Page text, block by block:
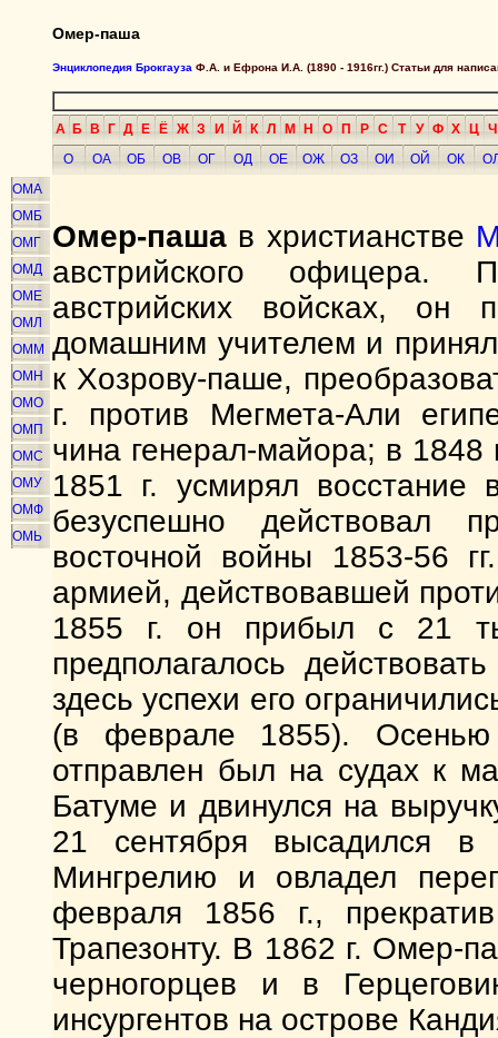
Омер-паша
Энциклопедия Брокгауза Ф.А. и Ефрона И.А. (1890 - 1916гг.) Статьи для
А Б В Г Д Е Ё Ж З И Й К Л М Н О П Р С Т У Ф Х Ц Ч
О
ОА ОБ ОВ ОГ ОД ОЕ ОЖ ОЗ ОИ ОЙ ОК
ОМА
ОМБ
ОМГ
ОМД
ОМЕ
ОМЛ
ОММ
ОМН
ОМО
ОМП
ОМС
ОМУ
ОМФ
ОМЬ
Омер-паша в христианстве
австрийского офицера.
австрийских войсках, он
домашним учителем и
к Хозрову-паше,
г. против Мегмета-Али
чина генерал-майора; в 1848
1851 г. усмирял
безуспешно действовал
восточной войны 1853-56
армией, действовавшей
1855 г. он прибыл с 21
предполагалось
здесь успехи его
(в феврале 1855).
отправлен был на судах к
Батуме и двинулся на
21 сентября высадился в
Мингрелию и овладел
февраля 1856 г.,
Трапезонту. В 1862 г. Омер-
черногорцев и в
инсургентов на острове